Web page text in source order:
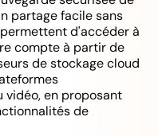
partage facile sans
d'accéder à
compte à partir de
de stockage cloud
en proposant
de